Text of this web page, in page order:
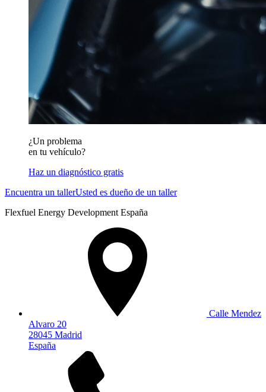
¿Un problema
en tu vehículo?
Haz un diagnóstico gratis
Encuentra un tallerUsted es dueño de un taller
Flexfuel Energy Development España
Calle Mendez
Alvaro 20
28045 Madrid
España